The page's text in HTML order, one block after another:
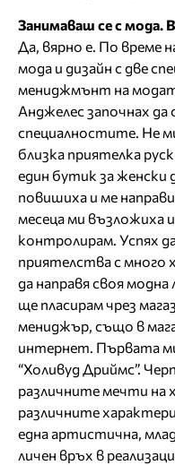
Занимаваш се с мода.
Да, вярно е. По време
мода и дизайн с две
мениджмънт на
Анджелес започнах
специалностите. Не
близка приятелка
един бутик за женски
повишиха и ме
месеца ми възложиха
контролирам. Успях
приятелства с много
да направя своя
ще пласирам чрез
мениджър, също в
интернет. Първата
“Холивуд Дриймс”.
различните мечти на
различните
една артистична,
личен връх в